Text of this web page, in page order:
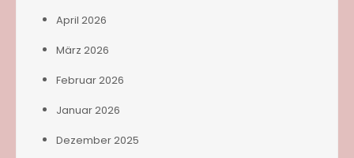
April 2026
März 2026
Februar 2026
Januar 2026
Dezember 2025